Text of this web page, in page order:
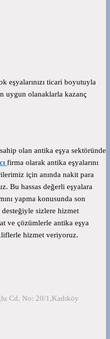
eşyalarınızı ticari boyutuyla
uygun olanaklarla kazanç
olan antika eşya sektöründe
firma olarak antika eşyalarını
için anında nakit para
Bu hassas değerli eşyalara
yapma konusunda son
sizlere hizmet
ve çözümlerle antika eşya
hizmet veriyoruz.
Cd. No: 20/1,Kadıköy